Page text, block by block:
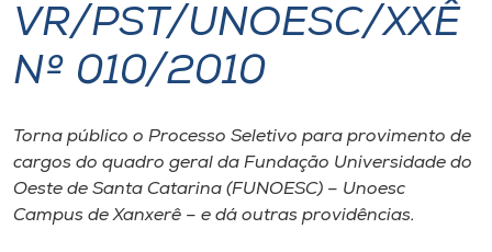
I.nova
Cultura
VR/PST/UNOESC/XXÊ
Nº 010/2010
Torna público o Processo Seletivo para provimento de
cargos do quadro geral da Fundação Universidade do
Oeste de Santa Catarina (FUNOESC) – Unoesc
Campus de Xanxerê – e dá outras providências.